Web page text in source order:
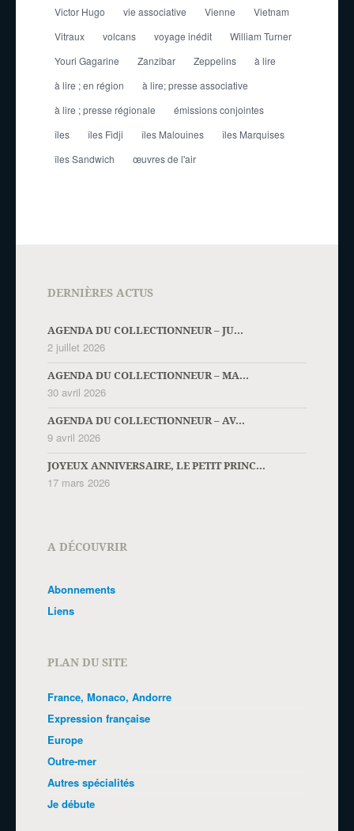
Victor Hugo
vie associative Vienne
Vietnam
Vitraux
volcans voyage inédit
William Turner
Youri Gagarine
Zanzibar Zeppelins
à lire
à lire ; en région
à lire; presse associative
à lire ; presse régionale
émissions conjointes
îles
îles Fidji îles Malouines
îles Marquises
îles Sandwich
œuvres de l'air
DERNIÈRES ACTUS
AGENDA DU COLLECTIONNEUR – JU...
2 juillet 2026
AGENDA DU COLLECTIONNEUR – MA...
30 avril 2026
AGENDA DU COLLECTIONNEUR – AV...
9 avril 2026
JOYEUX ANNIVERSAIRE, LE PETIT PRINC...
17 mars 2026
A DÉCOUVRIR
Abonnements
Liens
PLAN DU SITE
France, Monaco, Andorre
Expression française
Europe
Outre-mer
Autres spécialités
Je débute